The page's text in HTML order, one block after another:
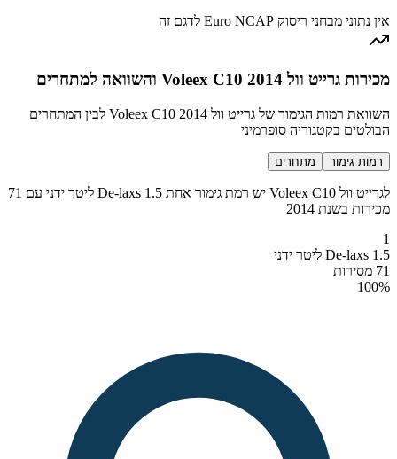
אין נתוני מבחני ריסוק Euro NCAP לדגם זה
מכירות גרייט וול Voleex C10 2014 והשוואה למתחרים
השוואת רמות הגימור של גרייט וול Voleex C10 2014 לבין המתחרים
הבולטים בקטגוריה סופרמיני
רמות גימור מתחרים
לגרייט וול Voleex C10 יש רמת גימור אחת De-laxs 1.5 ליטר ידני עם 71
מכירות בשנת 2014
1
De-laxs 1.5 ליטר ידני
71 מסירות
100%